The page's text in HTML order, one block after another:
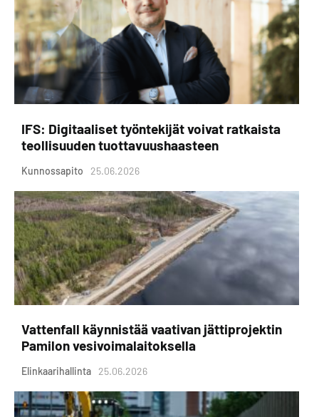
IFS: Digitaaliset työntekijät voivat ratkaista
teollisuuden tuottavuushaasteen
Kunnossapito 25.06.2026
Vattenfall käynnistää vaativan jättiprojektin
Pamilon vesivoimalaitoksella
Elinkaarihallinta 25.06.2026